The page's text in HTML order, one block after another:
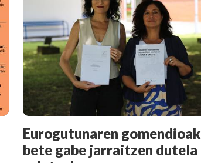
Eurogutunaren gomendioak
bete gabe jarraitzen dutela